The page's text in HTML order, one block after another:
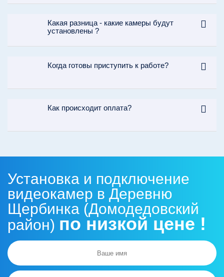
Какая разница - какие камеры будут
установлены ?
Когда готовы приступить к работе?
Как происходит оплата?
Установка и подключение
видеокамер в Деревню
Щербинка (Домодедовский
район) по низкой цене !